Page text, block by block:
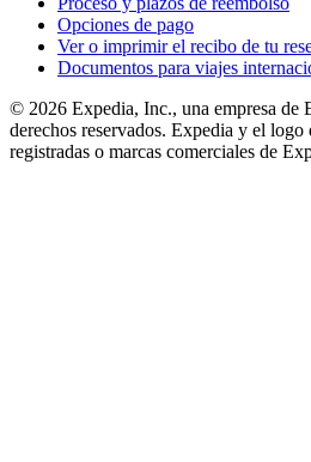
Opciones de pago
Ver o imprimir el recibo de tu
Documentos para viajes
© 2026 Expedia, Inc., una empresa de
derechos reservados. Expedia y el logo
registradas o marcas comerciales de